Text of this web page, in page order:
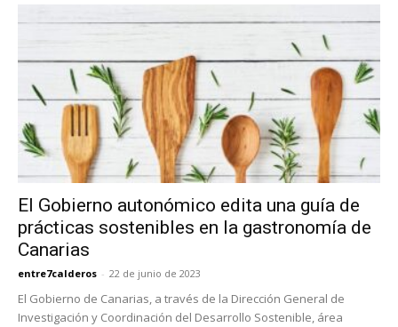
El Gobierno autonómico edita una guía de
prácticas sostenibles en la gastronomía de
Canarias
entre7calderos - 22 de junio de 2023
El Gobierno de Canarias, a través de la Dirección General de
Investigación y Coordinación del Desarrollo Sostenible, área